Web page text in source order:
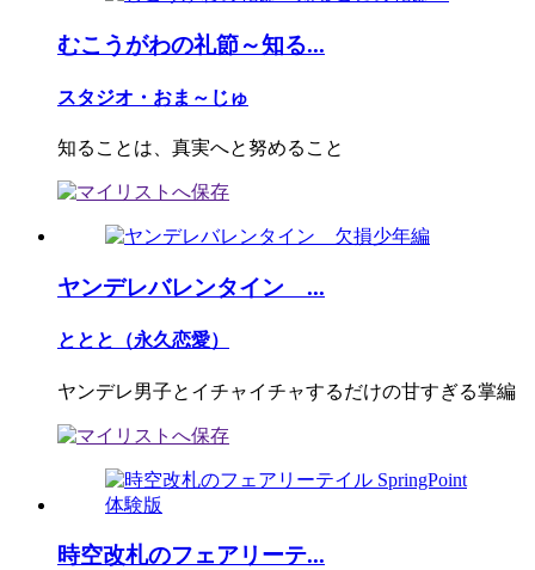
むこうがわの礼節～知る...
スタジオ・おま～じゅ
知ることは、真実へと努めること
ヤンデレバレンタイン ...
ととと（永久恋愛）
ヤンデレ男子とイチャイチャするだけの甘すぎる掌編
時空改札のフェアリーテ...